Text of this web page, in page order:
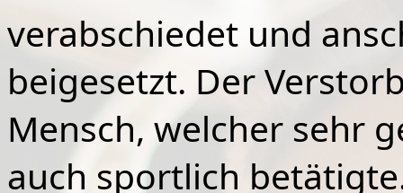
verabschiedet und
beigesetzt. Der
Mensch, welcher sehr
auch sportlich